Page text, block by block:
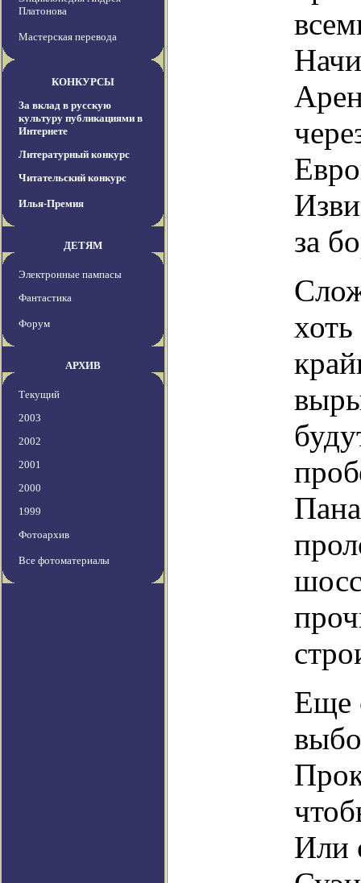
Платонова
Мастерская перевода
КОНКУРСЫ
За вклад в русскую
культуру публикациями в
Интернете
Литературный конкурс
Читательский конкурс
Илья-Премия
ДЕТЯМ
Электронные пампасы
Фантастика
Форум
АРХИВ
Текущий
2003
2002
2001
2000
1999
Фотоархив
Все фотоматериалы
за
Еще
Или